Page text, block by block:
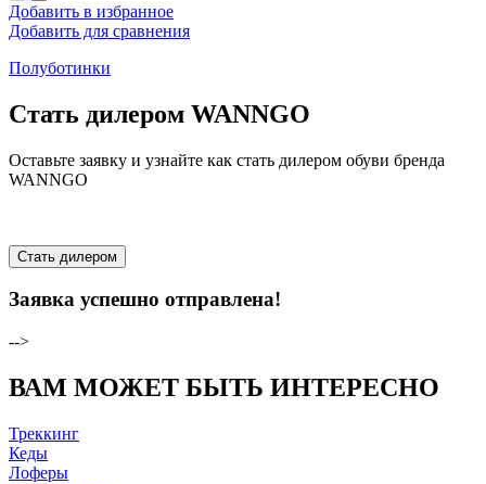
Добавить в избранное
Добавить для сравнения
Полуботинки
Стать дилером WANNGO
Оставьте заявку и узнайте как стать дилером обуви бренда
WANNGO
Стать дилером
Заявка успешно отправлена!
-->
ВАМ МОЖЕТ БЫТЬ ИНТЕРЕСНО
Треккинг
Кеды
Лоферы